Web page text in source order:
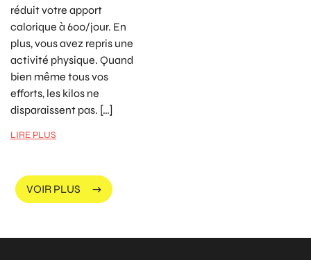
réduit votre apport
calorique à 600/jour. En
plus, vous avez repris une
activité physique. Quand
bien même tous vos
efforts, les kilos ne
disparaissent pas. […]
LIRE PLUS
VOIR PLUS